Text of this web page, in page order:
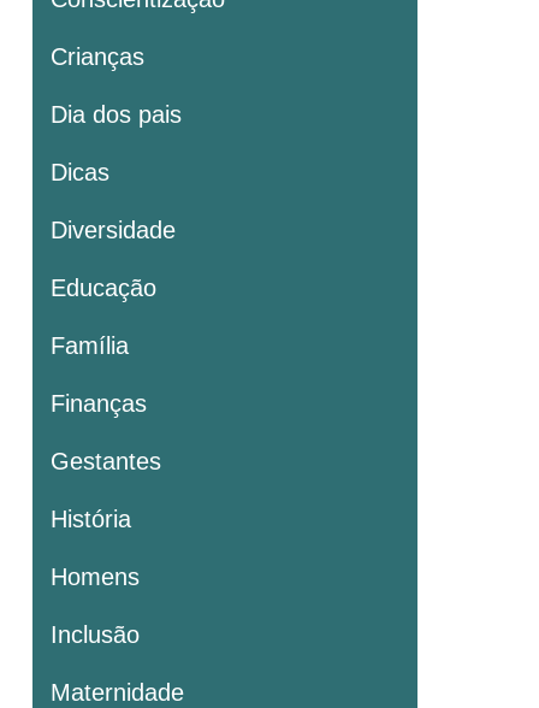
Crianças
Dia dos pais
Dicas
Diversidade
Educação
Família
Finanças
Gestantes
História
Homens
Inclusão
Maternidade